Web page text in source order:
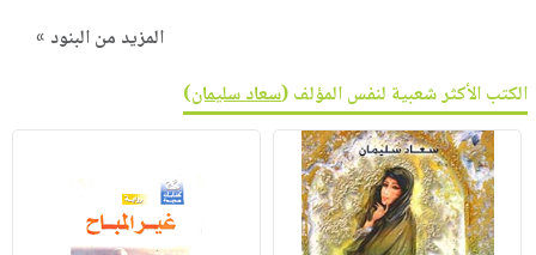
المزيد من البنود »
الكتب الأكثر شعبية لنفس المؤلف (سعاد سليمان)